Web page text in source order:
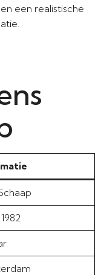
een realistische